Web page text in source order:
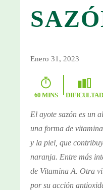
Enero 31, 2023
60 MINS DIFICULTAD
El ayote sazón es un
una forma de
y la piel, que
naranja. Entre más
de Vitamina A. Otra
por su acción